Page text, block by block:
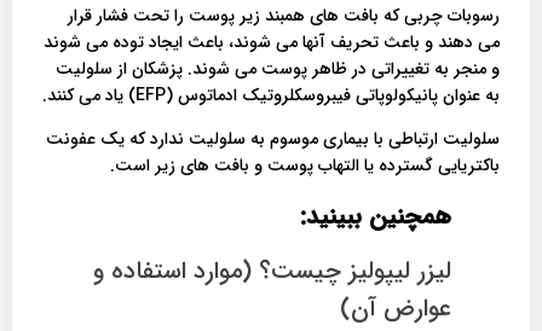
رسوبات چربی که بافت های همبند زیر پوست را تحت فشار قرار
می دهند و باعث تحریف آنها می شوند، باعث ایجاد توده می شوند
و منجر به تغییراتی در ظاهر پوست می شوند. پزشکان از سلولیت
به عنوان پانیکولوپاتی فیبروسکلروتیک ادماتوس (EFP) یاد می کنند.
سلولیت ارتباطی با بیماری موسوم به سلولیت ندارد که یک عفونت
باکتریایی گسترده یا التهاب پوست و بافت های زیر است.
همچنین ببینید:
لیزر لیپولیز چیست؟ (موارد استفاده و
عوارض آن)